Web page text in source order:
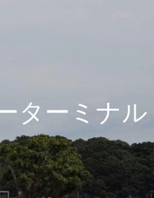
ターミナル